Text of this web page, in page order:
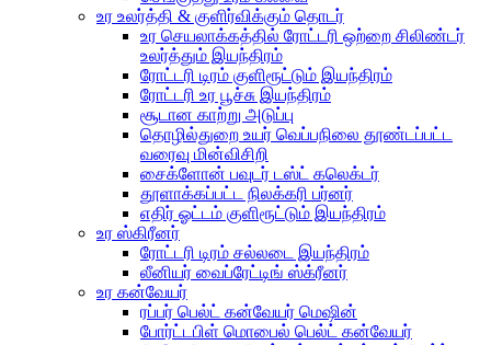
உர உலர்த்தி & குளிர்விக்கும் தொடர்
உர செயலாக்கத்தில் ரோட்டரி ஒற்றை சிலிண்டர்
உலர்த்தும் இயந்திரம்
ரோட்டரி டிரம் குளிரூட்டும் இயந்திரம்
ரோட்டரி உர பூச்சு இயந்திரம்
சூடான காற்று அடுப்பு
தொழில்துறை உயர் வெப்பநிலை தூண்டப்பட்ட
வரைவு மின்விசிறி
சைக்ளோன் பவுடர் டஸ்ட் கலெக்டர்
தூளாக்கப்பட்ட நிலக்கரி பர்னர்
எதிர் ஓட்டம் குளிரூட்டும் இயந்திரம்
உர ஸ்கிரீனர்
ரோட்டரி டிரம் சல்லடை இயந்திரம்
லீனியர் வைப்ரேட்டிங் ஸ்க்ரீனர்
உர கன்வேயர்
ரப்பர் பெல்ட் கன்வேயர் மெஷின்
போர்ட்டபிள் மொபைல் பெல்ட் கன்வேயர்